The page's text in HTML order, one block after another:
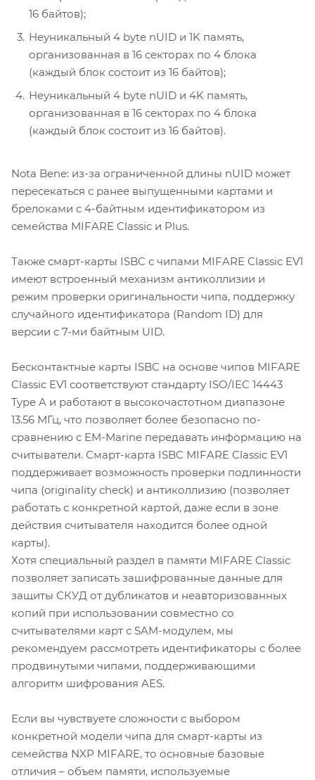
16 байтов);
Неуникальный 4 byte nUID и 1K память,
организованная в 16 секторах по 4 блока
(каждый блок состоит из 16 байтов);
Неуникальный 4 byte nUID и 4K память,
организованная в 16 секторах по 4 блока
(каждый блок состоит из 16 байтов).
Nota Bene: из-за ограниченной длины nUID может
пересекаться с ранее выпущенными картами и
брелоками c 4-байтным идентификатором из
семейства MIFARE Classic и Plus.
Также смарт-карты ISBC с чипами MIFARE Classic EV1
имеют встроенный механизм антиколлизии и
режим проверки оригинальности чипа, поддержку
случайного идентификатора (Random ID) для
версии с 7-ми байтным UID.
Бесконтактные карты ISBC на основе чипов MIFARE
Classic EV1 соответствуют стандарту ISO/IEC 14443
Type A и работают в высокочастотном диапазоне
13.56 МГц, что позволяет более безопасно по-
сравнению с EM-Marine передавать информацию на
считыватели. Смарт-карта ISBC MIFARE Classic EV1
поддерживает возможность проверки подлинности
чипа (originality check) и антиколлизию (позволяет
работать с конкретной картой, даже если в зоне
действия считывателя находится более одной
карты).
Хотя специальный раздел в памяти MIFARE Classic
позволяет записать зашифрованные данные для
защиты СКУД от дубликатов и неавторизованных
копий при использовании совместно со
считывателями карт с SAM-модулем, мы
рекомендуем рассмотреть идентификаторы с более
продвинутыми чипами, поддерживающими
алгоритм шифрования AES.
Если вы чувствуете сложности с выбором
конкретной модели чипа для смарт-карты из
семейства NXP MIFARE, то основные базовые
отличия – объем памяти, используемые